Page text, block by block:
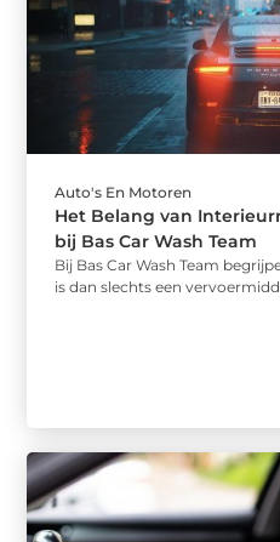
Auto's En Motoren
Het Belang van
bij Bas Car Wash Team
Bij Bas Car Wash Team
is dan slechts een